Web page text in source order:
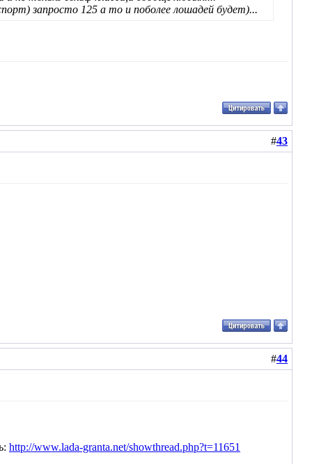
запросто 125 а то и поболее лошадей будет)...
#43
#44
http://www.lada-granta.net/showthread.php?t=11651